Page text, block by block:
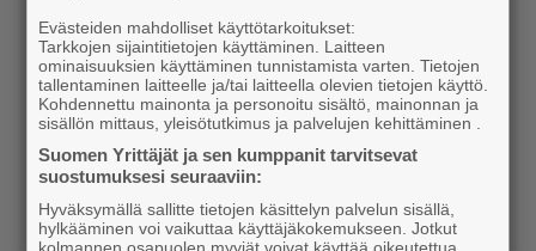
Jäsenpalveluna maksuton lakineuvonta ja
asiantuntija-apu
Arkisin klo 8–18
09 229 222
Evästeiden mahdolliset käyttötarkoitukset:
Tarkkojen sijaintitietojen käyttäminen. Laitteen
ominaisuuksien käyttäminen tunnistamista varten. Tietojen
tallentaminen laitteelle ja/tai laitteella olevien tietojen käyttö.
Kohdennettu mainonta ja personoitu sisältö, mainonnan ja
sisällön mittaus, yleisötutkimus ja palvelujen kehittäminen .
Suomen Yrittäjät ja sen kumppanit tarvitsevat
suostumuksesi seuraaviin:
Hyväksymällä sallitte tietojen käsittelyn palvelun sisällä,
hylkääminen voi vaikuttaa käyttäjäkokemukseen. Jotkut
kolmannen osapuolen myyjät voivat käyttää oikeutettua